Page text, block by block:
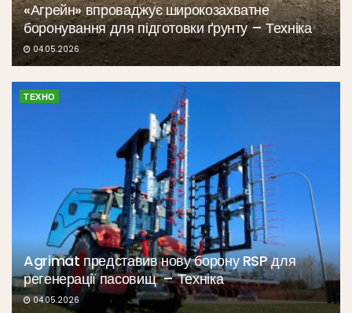
«Агрейн» впроваджує широкозахватне
боронування для підготовки ґрунту – Техніка
04.05.2026
ТЕХНО
Agrimat представив нову борону RSP для
регенерації пасовищ – Техніка
04.05.2026